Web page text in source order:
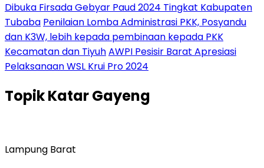
Dibuka Firsada Gebyar Paud 2024 Tingkat Kabupaten
Tubaba Penilaian Lomba Administrasi PKK, Posyandu
dan K3W, lebih kepada pembinaan kepada PKK
Kecamatan dan TiyuhAWPI Pesisir Barat Apresiasi
Pelaksanaan WSL Krui Pro 2024
TopikKatar Gayeng
Lampung Barat